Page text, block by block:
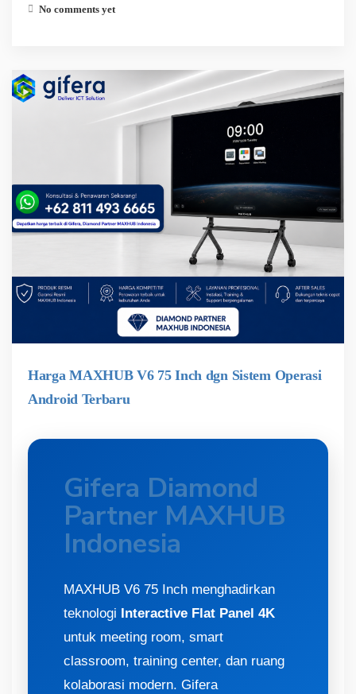
No comments yet
Harga MAXHUB V6 75 Inch dgn Sistem Operasi
Android Terbaru
Gifera Diamond
Partner MAXHUB
Indonesia
MAXHUB V6 75 Inch menghadirkan
teknologi Interactive Flat Panel 4K
untuk meeting room, smart
classroom, training center, dan ruang
kolaborasi modern. Gifera